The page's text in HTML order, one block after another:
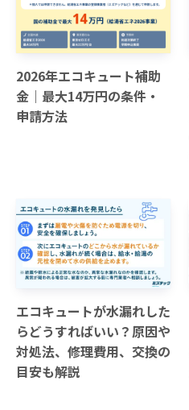
2026年エコキュート補助
金｜最大14万円の条件・
申請方法
エコキュートが水漏れした
らどうすればいい？原因や
対処法、修理費用、交換の
目安も解説